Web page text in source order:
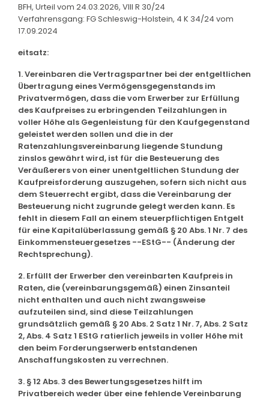
BFH, Urteil vom 24.03.2026, VIII R 30/24
Verfahrensgang: FG Schleswig-Holstein, 4 K 34/24 vom
17.09.2024
eitsatz:
1. Vereinbaren die Vertragspartner bei der entgeltlichen
Übertragung eines Vermögensgegenstands im
Privatvermögen, dass die vom Erwerber zur Erfüllung
des Kaufpreises zu erbringenden Teilzahlungen in
voller Höhe als Gegenleistung für den Kaufgegenstand
geleistet werden sollen und die in der
Ratenzahlungsvereinbarung liegende Stundung
zinslos gewährt wird, ist für die Besteuerung des
Veräußerers von einer unentgeltlichen Stundung der
Kaufpreisforderung auszugehen, sofern sich nicht aus
dem Steuerrecht ergibt, dass die Vereinbarung der
Besteuerung nicht zugrunde gelegt werden kann. Es
fehlt in diesem Fall an einem steuerpflichtigen Entgelt
für eine Kapitalüberlassung gemäß § 20 Abs. 1 Nr. 7 des
Einkommensteuergesetzes --EStG-- (Änderung der
Rechtsprechung).
2. Erfüllt der Erwerber den vereinbarten Kaufpreis in
Raten, die (vereinbarungsgemäß) einen Zinsanteil
nicht enthalten und auch nicht zwangsweise
aufzuteilen sind, sind diese Teilzahlungen
grundsätzlich gemäß § 20 Abs. 2 Satz 1 Nr. 7, Abs. 2 Satz
2, Abs. 4 Satz 1 EStG ratierlich jeweils in voller Höhe mit
den beim Forderungserwerb entstandenen
Anschaffungskosten zu verrechnen.
3. § 12 Abs. 3 des Bewertungsgesetzes hilft im
Privatbereich weder über eine fehlende Vereinbarung